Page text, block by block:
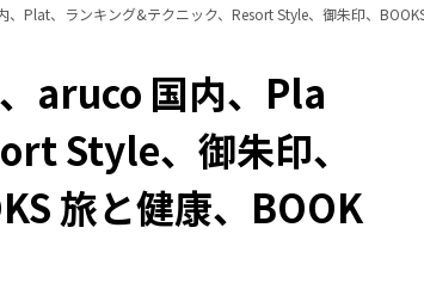
Plat、ランキング&テクニック、Resort Style、御朱印、
aruco 国内、Pla
Style、御朱印、
旅と健康、BOOK